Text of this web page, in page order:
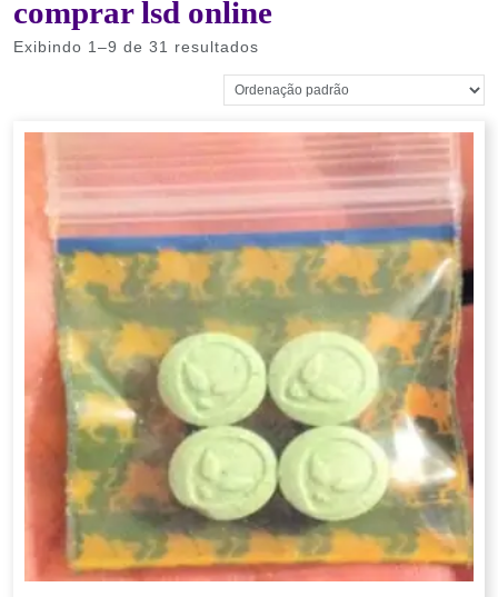
comprar lsd online
Exibindo 1–9 de 31 resultados